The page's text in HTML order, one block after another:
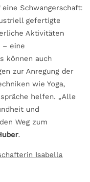
Schwangerschaft:
gefertigte
Aktivitäten
– eine
können auch
zur Anregung der
wie Yoga,
helfen. „Alle
und
Weg zum
.
Isabella